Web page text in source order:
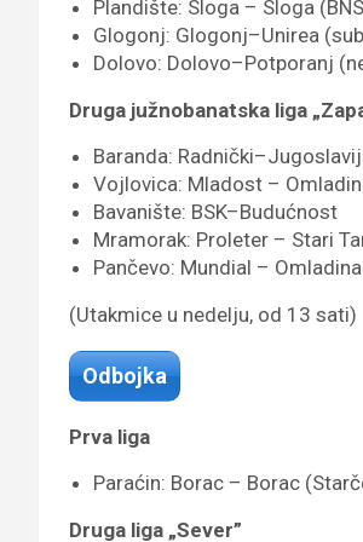
Plandište: Sloga – Sloga
Glogonj: Glogonj–Unirea
Dolovo: Dolovo–Potporanj
Druga južnobanatska liga
Baranda:
Vojlovica: Mladost –
Bavanište: BSK–Budućnost
Mramorak: Proleter – Stari
Pančevo: Mundial –
(Utakmice u nedelju, od 13 sati)
Odbojka
Prva liga
Paraćin: Borac – Borac
Druga liga „Sever”